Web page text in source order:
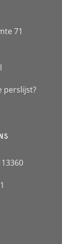
71
perslijst?